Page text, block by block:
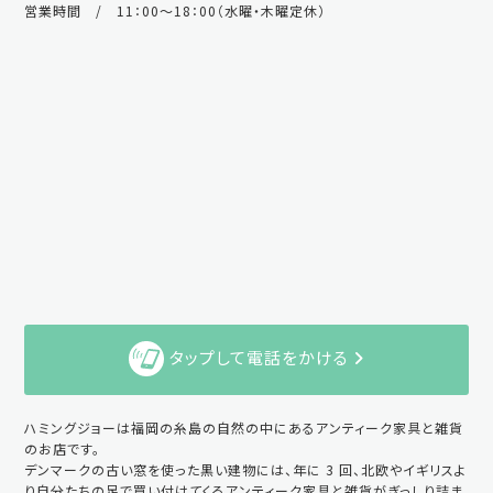
営業時間 / 11：00～18：00（水曜・木曜定休）
タップして電話をかける
ハミングジョーは福岡の糸島の自然の中にあるアンティーク家具と雑貨
のお店です。
デンマークの古い窓を使った黒い建物には、年に 3 回、北欧やイギリスよ